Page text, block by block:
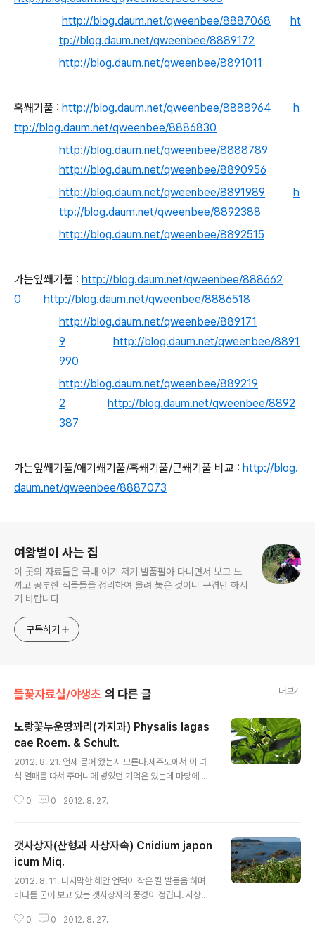
http://blog.daum.net/qweenbee/8887068
ht
tp://blog.daum.net/qweenbee/8889172
http://blog.daum.net/qweenbee/8891011
혹쐐기풀 : http://blog.daum.net/qweenbee/8888964
h
ttp://blog.daum.net/qweenbee/8886830
http://blog.daum.net/qweenbee/8888789
http://blog.daum.net/qweenbee/8890956
http://blog.daum.net/qweenbee/8891989
h
ttp://blog.daum.net/qweenbee/8892388
http://blog.daum.net/qweenbee/8892515
가는잎쐐기풀 : http://blog.daum.net/qweenbee/888662
0
http://blog.daum.net/qweenbee/8886518
http://blog.daum.net/qweenbee/889171
9
http://blog.daum.net/qweenbee/8891
990
http://blog.daum.net/qweenbee/889219
2
http://blog.daum.net/qweenbee/8892
387
가는잎쐐기풀/애기쐐기풀/혹쐐기풀/큰쐐기풀 비교 : http://blog.
daum.net/qweenbee/8887073
여왕벌이 사는 집
이 곳의 자료들은 국내 여기 저기 발품팔아 다니면서 보고 느
끼고 공부한 식물들을 정리하여 올려 놓은 것이니 구경만 하시
기 바랍니다
구독하기
들꽃자료실/야생초 의 다른 글 더보기
노랑꽃누운땅꽈리(가지과) Physalis lagas
cae Roem. & Schult.
2012. 8. 21. 언제 묻어 왔는지 모른다.제주도에서 이 녀
석 열매를 따서 주머니에 넣었던 기억은 있는데 마당에 뿌
쑤욱쑤욱 자라길래 그냥 지나쳐 봤었다. 까마중이려니 하
니라 잡초밭이다.주말마다 밖에 나갔다 올 때마다 무언가
뿌려 놓아서 이것 저것 자라는 풀들을 엄니는 영 못마땅해
하셨다.엄니 눈에는 빨간 꽃이 피는 풀협죽도만 꽃이고 다
른 것들은 에 지나지 않았다. 그래서 엄니는 그 산풀이라는
와 실갱이를 하는데언젠가는 화원에서 얻어 온 제비동자꽃
0 0 2012. 8. 27.
갯사상자(산형과 사상자속) Cnidium japon
icum Miq.
2012. 8. 11. 나지막한 해안 언덕이 작은 킬 발돋움 하며
바다를 굽어 보고 있는 갯사상자의 풍경이 정겹다. 사상자 :
qweenbee.tistory.com/8891731 https://qweenb
0 0 2012. 8. 27.